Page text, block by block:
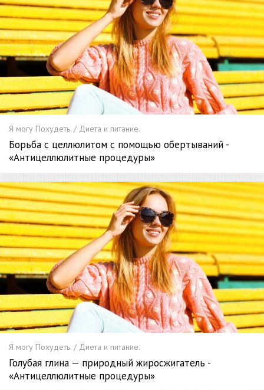
Я могу Похудеть. / Диета и питание.
Борьба с целлюлитом с помощью обертываний -
«Антицеллюлитные процедуры»
Я могу Похудеть. / Диета и питание.
Голубая глина — природный жиросжигатель -
«Антицеллюлитные процедуры»